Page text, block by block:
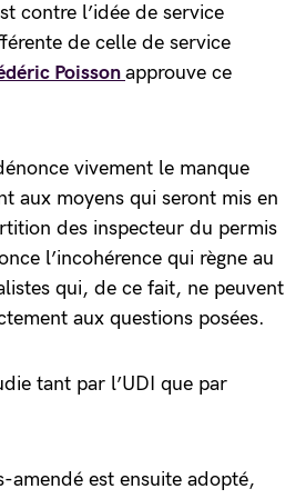
contre l’idée de service
de celle de service
Poissonapprouve ce
vivement le manque
aux moyens qui seront mis en
des inspecteur du permis
l’incohérence qui règne au
qui, de ce fait, ne peuvent
aux questions posées.
tant par l’UDI que par
amendé est ensuite adopté,